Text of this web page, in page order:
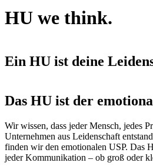
HU we think.
Ein HU ist deine
Das HU ist der
Wir wissen, dass jeder Mensch, jedes
Unternehmen aus Leidenschaft
finden wir den emotionalen USP. Das
jeder Kommunikation – ob groß oder